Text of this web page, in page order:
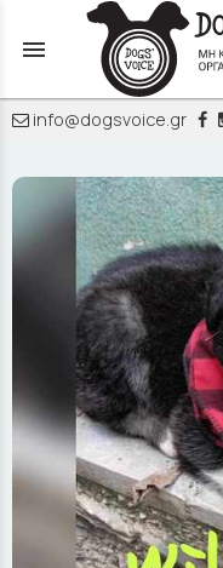
menu
info@dogsvoice.gr